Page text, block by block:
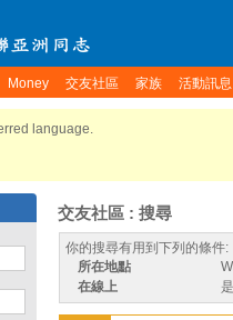
Money 交友社區 家族 活動訊息
language.
交友社區 : 搜尋
你的搜尋有用到下列的條件:
所在地點
在線上